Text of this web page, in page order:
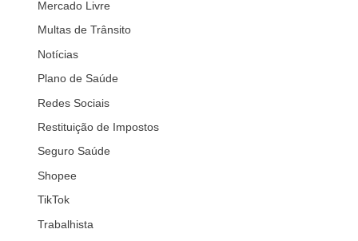
Mercado Livre
Multas de Trânsito
Notícias
Plano de Saúde
Redes Sociais
Restituição de Impostos
Seguro Saúde
Shopee
TikTok
Trabalhista